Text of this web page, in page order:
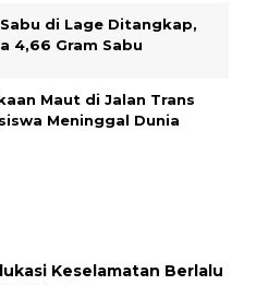
di Lage Ditangkap,
4,66 Gram Sabu
Maut di Jalan Trans
Meninggal Dunia
Keselamatan Berlalu